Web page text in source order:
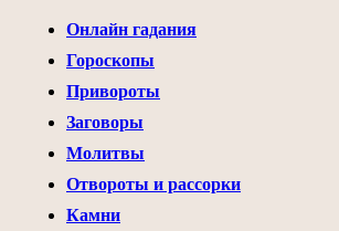
Онлайн гадания
Гороскопы
Привороты
Заговоры
Молитвы
Отвороты и рассорки
Камни